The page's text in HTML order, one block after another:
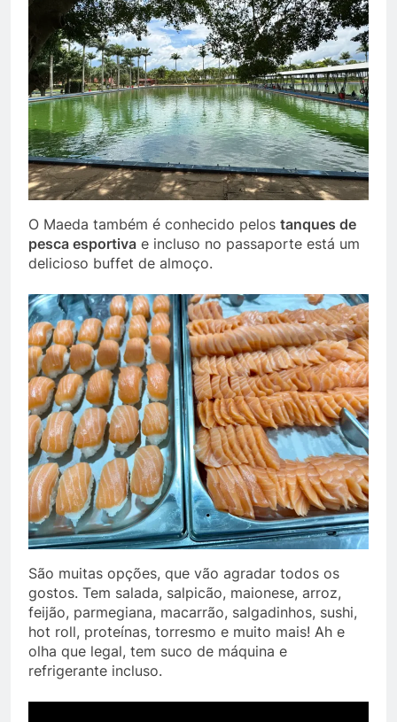
O Maeda também é conhecido pelos tanques de
pesca esportiva e incluso no passaporte está um
delicioso buffet de almoço.
São muitas opções, que vão agradar todos os
gostos. Tem salada, salpicão, maionese, arroz,
feijão, parmegiana, macarrão, salgadinhos, sushi,
hot roll, proteínas, torresmo e muito mais! Ah e
olha que legal, tem suco de máquina e
refrigerante incluso.